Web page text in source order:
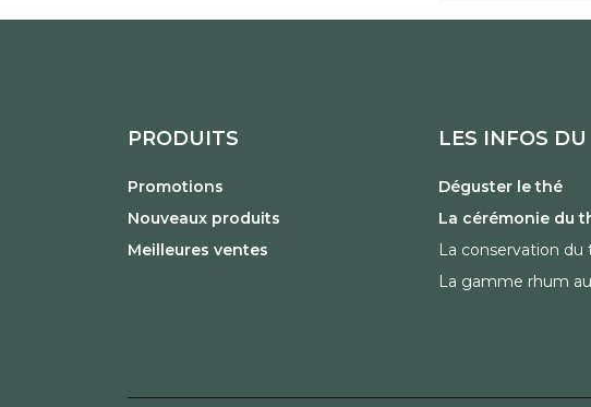
PRODUITS
Promotions
Nouveaux produits
Meilleures ventes
LES INFOS
Déguster le thé
La cérémonie du
La conservation du
La gamme rhum